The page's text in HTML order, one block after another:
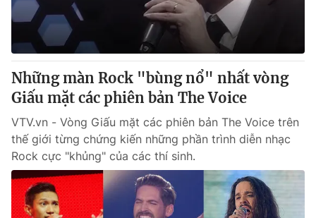
Thị trường 24h Tấm lòng Việt
VTV4 Vươn mình bằng AI
VTV9 VTV8
Liên hệ tòa soạn English
THỜI BÁO VTV
Những màn Rock "bùng nổ" nhất vòng
Giấu mặt các phiên bản The Voice
VTV.vn - Vòng Giấu mặt các phiên bản The Voice trên
thế giới từng chứng kiến những phần trình diễn nhạc
Rock cực "khủng" của các thí sinh.